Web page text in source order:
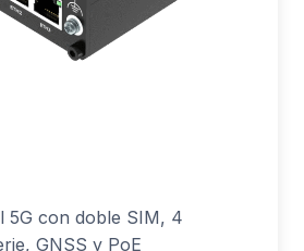
5G con doble SIM, 4
GNSS y PoE